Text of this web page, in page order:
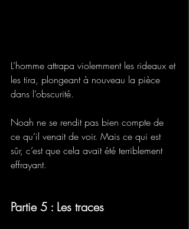
L’homme attrapa violemment les rideaux et
les tira, plongeant à nouveau la pièce
dans l’obscurité.
Noah ne se rendit pas bien compte de
ce qu’il venait de voir. Mais ce qui est
sûr, c’est que cela avait été terriblement
effrayant.
Partie 5 : Les traces